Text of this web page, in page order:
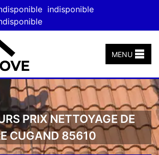
indisponible
MENU
PRIX NETTOYAGE DE
CUGAND 85610